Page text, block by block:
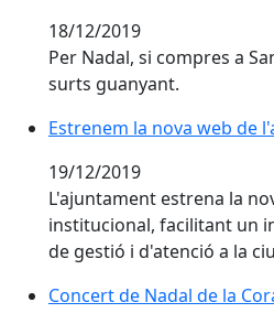
18/12/2019
Per Nadal, si compres a
surts guanyant.
Estrenem la nova web de
Estrenem la nova web de
19/12/2019
L'ajuntament estrena la
institucional, facilitant un
de gestió i d'atenció a la
Concert de Nadal de la
Concert de Nadal de la